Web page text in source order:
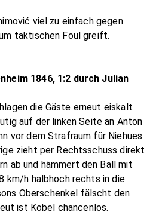
viel zu einfach gegen
taktischen Foul greift.
1846, 1:2 durch Julian
die Gäste erneut eiskalt
auf der linken Seite an Anton
vor dem Strafraum für Niehues
zieht per Rechtsschuss direkt
ab und hämmert den Ball mit
km/h halbhoch rechts in die
Oberschenkel fälscht den
ist Kobel chancenlos.